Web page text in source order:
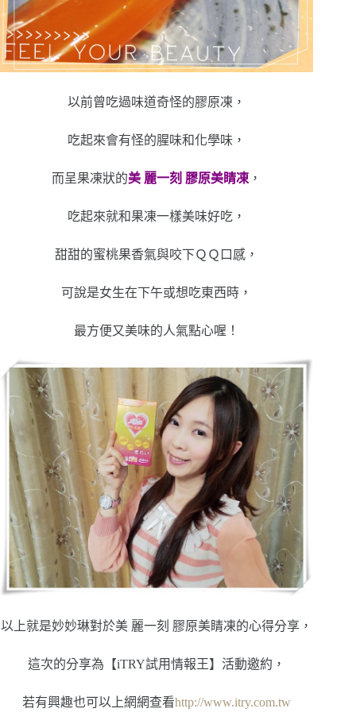
以前曾吃過味道奇怪的膠原凍，
吃起來會有怪的腥味和化學味，
而呈果凍狀的美 麗一刻 膠原美睛凍 ，
吃起來就和果凍一樣美味好吃，
甜甜的蜜桃果香氣與咬下ＱＱ口感，
可說是女生在下午或想吃東西時，
最方便又美味的人氣點心喔！
以上就是妙妙琳對於美 麗一刻 膠原美睛凍的心得分享，
這次的分享為【iTRY試用情報王】活動邀約，
若有興趣也可以上網網查看http://www.itry.com.tw